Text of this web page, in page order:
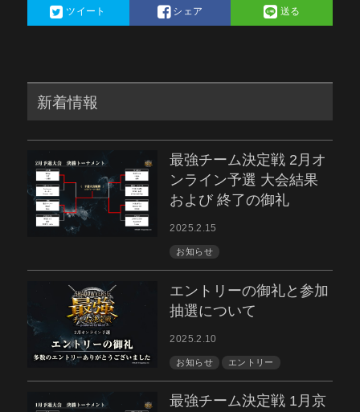
ツイート シェア 送る
新着情報
最強チーム決定戦 2月オ
ンライン予選 大会結果
および 終了の御礼
2025.2.15
お知らせ
エントリーの御礼と参加
抽選について
2025.2.10
お知らせ エントリー
最強チーム決定戦 1月京